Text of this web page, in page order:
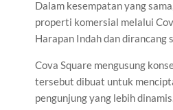
Dalam kesempatan yang
properti komersial melalui
Harapan Indah dan dirancang
Cova Square mengusung
tersebut dibuat untuk
pengunjung yang lebih